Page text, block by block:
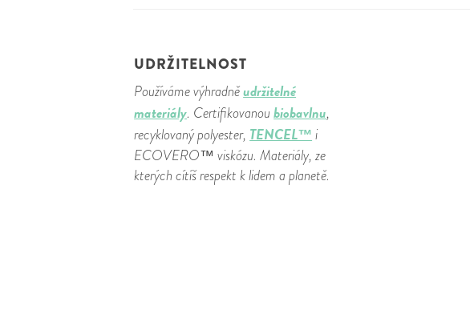
UDRŽITELNOST
Používáme výhradněudržitelné
materiály. Certifikovanoubiobavlnu,
recyklovaný polyester, TENCEL™ i
ECOVERO™ viskózu. Materiály, ze
kterých cítíš respekt k lidem a planetě.